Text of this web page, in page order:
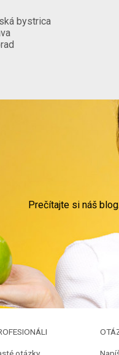
bystrica
Prečítajte si náš blog.